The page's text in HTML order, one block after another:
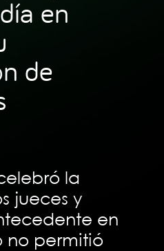
en
de
la
jueces y
en
no permitió